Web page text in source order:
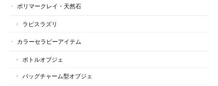
ポリマークレイ・天然石
ラピスラズリ
カラーセラピーアイテム
ボトルオブジェ
バッグチャーム型オブジェ